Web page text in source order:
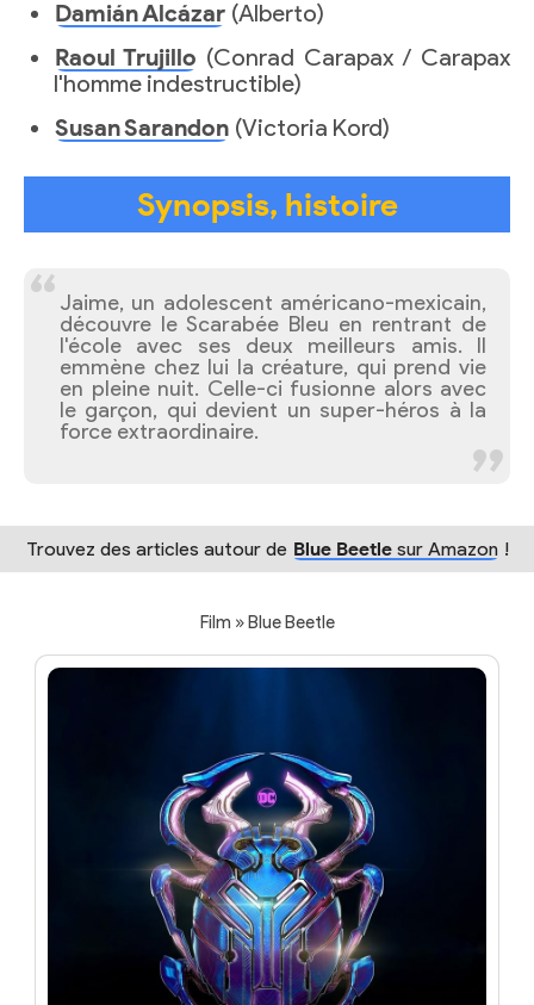
Damián Alcázar (Alberto)
Raoul Trujillo (Conrad Carapax / Carapax
l'homme indestructible)
Susan Sarandon (Victoria Kord)
Synopsis, histoire
Jaime, un adolescent américano-mexicain,
découvre le Scarabée Bleu en rentrant de
l'école avec ses deux meilleurs amis. Il
emmène chez lui la créature, qui prend vie
en pleine nuit. Celle-ci fusionne alors avec
le garçon, qui devient un super-héros à la
force extraordinaire.
Trouvez des articles autour de Blue Beetlesur Amazon !
Film » Blue Beetle